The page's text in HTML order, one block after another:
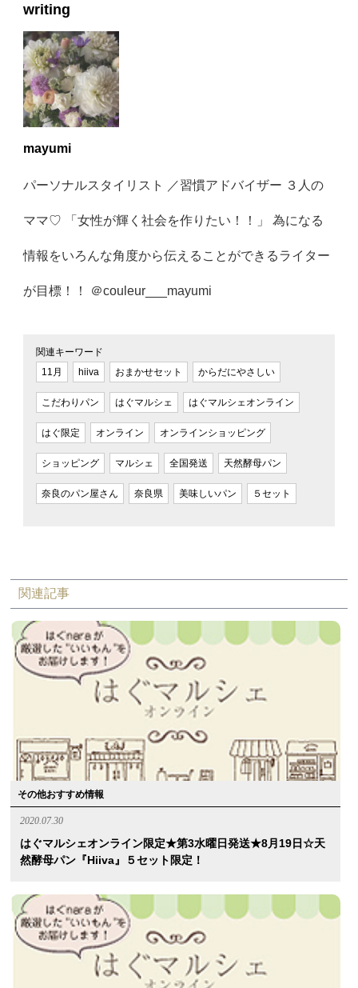
writing
mayumi
パーソナルスタイリスト ／習慣アドバイザー ３人の
ママ♡ 「女性が輝く社会を作りたい！！」 為になる
情報をいろんな角度から伝えることができるライター
が目標！！ ＠couleur___mayumi
関連キーワード
11月
hiiva おまかせセット からだにやさしい
こだわりパン はぐマルシェ はぐマルシェオンライン
はぐ限定 オンライン オンラインショッピング
ショッピング マルシェ 全国発送 天然酵母パン
奈良のパン屋さん 奈良県 美味しいパン ５セット
関連記事
その他おすすめ情報
2020.07.30
はぐマルシェオンライン限定★第3水曜日発送★8月19日☆天
然酵母パン『hiiva』５セット限定！